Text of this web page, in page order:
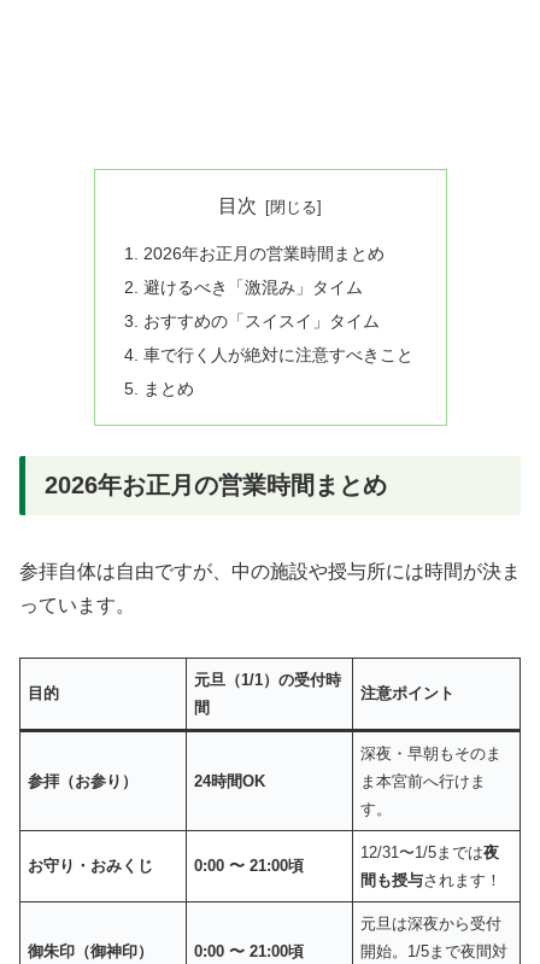
目次
2026年お正月の営業時間まとめ
避けるべき「激混み」タイム
おすすめの「スイスイ」タイム
車で行く人が絶対に注意すべきこと
まとめ
2026年お正月の営業時間まとめ
参拝自体は自由ですが、中の施設や授与所には時間が決ま
っています。
目的
元旦（1/1）の受付時
間
注意ポイント
参拝（お参り） 24時間OK
深夜・早朝もそのま
ま本宮前へ行けま
す。
お守り・おみくじ 0:00 〜 21:00頃
12/31〜1/5までは夜
間も授与されます！
御朱印（御神印） 0:00 〜 21:00頃
元旦は深夜から受付
開始。1/5まで夜間対